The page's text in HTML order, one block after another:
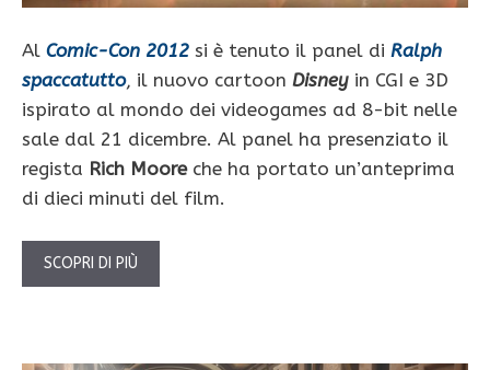
Al Comic-Con 2012 si è tenuto il panel di Ralph
spaccatutto, il nuovo cartoon Disney in CGI e 3D
ispirato al mondo dei videogames ad 8-bit nelle
sale dal 21 dicembre. Al panel ha presenziato il
regista Rich Mooreche ha portato un’anteprima
di dieci minuti del film.
SCOPRI DI PIÙ